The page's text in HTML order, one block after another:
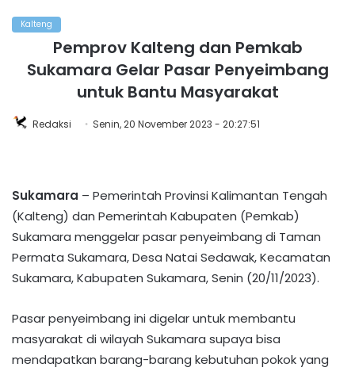
Kalteng
Pemprov Kalteng dan Pemkab
Sukamara Gelar Pasar Penyeimbang
untuk Bantu Masyarakat
Redaksi Senin, 20 November 2023 - 20:27:51
Sukamara – Pemerintah Provinsi Kalimantan Tengah
(Kalteng) dan Pemerintah Kabupaten (Pemkab)
Sukamara menggelar pasar penyeimbang di Taman
Permata Sukamara, Desa Natai Sedawak, Kecamatan
Sukamara, Kabupaten Sukamara, Senin (20/11/2023).
Pasar penyeimbang ini digelar untuk membantu
masyarakat di wilayah Sukamara supaya bisa
mendapatkan barang-barang kebutuhan pokok yang